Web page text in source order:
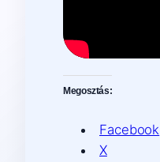
Megosztás:
Facebook
X